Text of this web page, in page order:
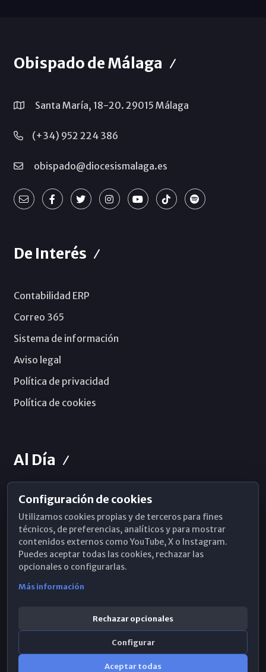
Obispado de Málaga
Santa María, 18-20. 29015 Málaga
(+34) 952 224 386
obispado@diocesismalaga.es
De Interés
Contabilidad ERP
Correo 365
Sistema de información
Aviso legal
Política de privacidad
Política de cookies
Al Día
Horarios de Misa
Hemeroteca
WhatsApp
Configuración de cookies
Utilizamos cookies propias y de terceros para fines
técnicos, de preferencias, analíticos y para mostrar
contenidos externos como YouTube, X o Instagram.
Puedes aceptar todas las cookies, rechazar las
opcionales o configurarlas.
Más información
Rechazar opcionales
Configurar
Aceptar todas